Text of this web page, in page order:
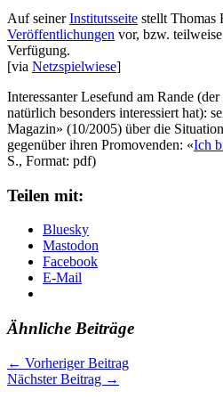
Auf seinerInstitutsseite stellt Thomas
Veröffentlichungen vor, bzw.
Verfügung.
[via Netzspielwiese]
Interessanter Lesefund am Rande
natürlich besonders interessiert hat):
Magazin» (10/2005) über die
gegenüber ihren Promovenden: «Ich
S., Format: pdf)
Teilen mit:
Bluesky
Mastodon
Facebook
E-Mail
Ähnliche Beiträge
← Vorheriger Beitrag
Nächster Beitrag →